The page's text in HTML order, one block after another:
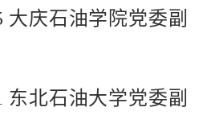
大庆石油学院党委副
东北石油大学党委副